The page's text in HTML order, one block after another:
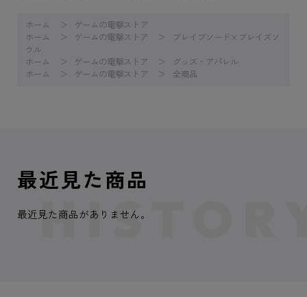
ホーム
ゲームの電撃ストア
ホーム
ゲームの電撃ストア
ブレイブソード×ブレイズソ
ウル
ホーム
ゲームの電撃ストア
グッズ・アパレル
ホーム
ゲームの電撃ストア 全商品
最近見た商品
最近見た商品がありません。